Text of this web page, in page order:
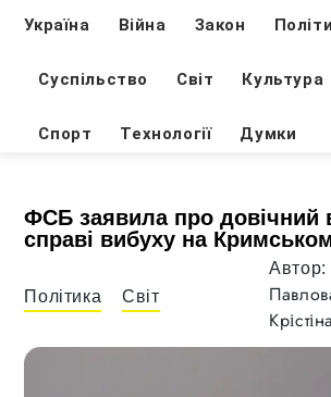
Україна Війна Закон
Суспільство Світ Культура
Спорт Технології Думки
ФСБ заявила про довічний
справі вибуху на
Політика Світ
Автор:
Крістіна